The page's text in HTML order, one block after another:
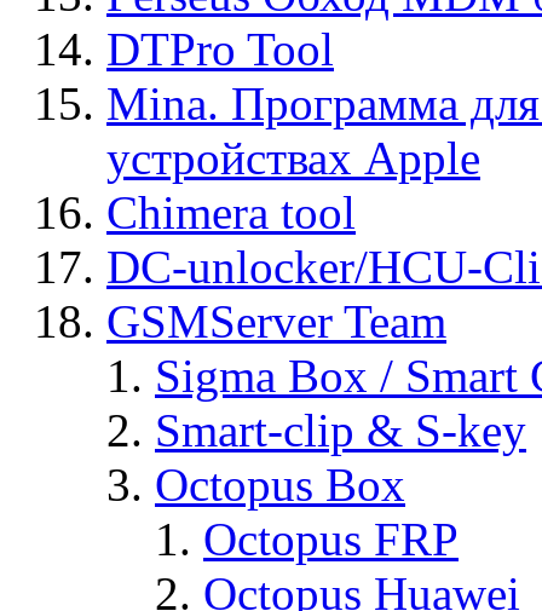
DTPro Tool
Mina. Программа
устройствах Apple
Chimera tool
DC-unlocker/HCU-
GSMServer Team
Sigma Box / Smart
Smart-clip & S-key
Octopus Box
Octopus FRP
Octopus Huawei